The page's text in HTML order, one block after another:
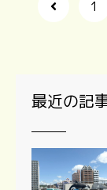
1
最近の記